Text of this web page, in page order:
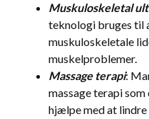
Muskuloskeletal
teknologi bruges til
muskuloskeletale
muskelproblemer.
Massage terapi:
massage terapi
hjælpe med at